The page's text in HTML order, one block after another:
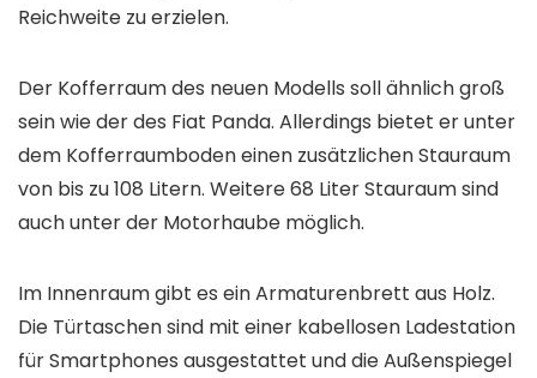
Reichweite zu erzielen.
Der Kofferraum des neuen Modells soll ähnlich groß
sein wie der des Fiat Panda. Allerdings bietet er unter
dem Kofferraumboden einen zusätzlichen Stauraum
von bis zu 108 Litern. Weitere 68 Liter Stauraum sind
auch unter der Motorhaube möglich.
Im Innenraum gibt es ein Armaturenbrett aus Holz.
Die Türtaschen sind mit einer kabellosen Ladestation
für Smartphones ausgestattet und die Außenspiegel